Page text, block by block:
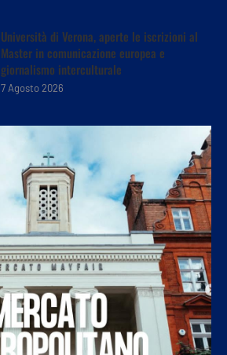
Università di Verona, aperte le iscrizioni al
Master in comunicazione europea e
giornalismo interculturale
7 Agosto 2026